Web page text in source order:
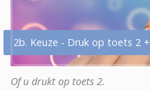
2b. Keuze - Druk op toets 2 +
Of u drukt op toets 2.